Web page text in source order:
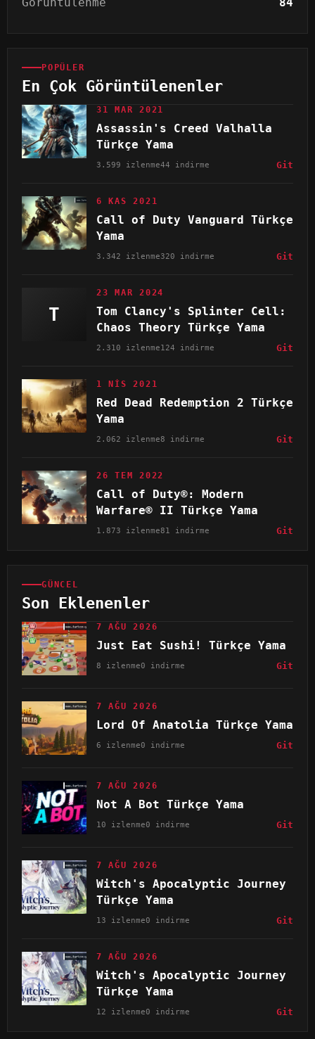
POPÜLER
En Çok Görüntülenenler
31 MAR 2021
Assassin's Creed Valhalla
Türkçe Yama
3.599 izlenme44 indirme Git
6 KAS 2021
Call of Duty Vanguard Türkçe
Yama
3.342 izlenme320 indirme Git
T
23 MAR 2024
Tom Clancy's Splinter Cell:
Chaos Theory Türkçe Yama
2.310 izlenme124 indirme Git
1 NIS 2021
Red Dead Redemption 2 Türkçe
Yama
2.062 izlenme8 indirme Git
26 TEM 2022
Call of Duty®: Modern
Warfare® II Türkçe Yama
1.873 izlenme81 indirme Git
GÜNCEL
Son Eklenenler
7 AĞU 2026
Just Eat Sushi! Türkçe Yama
8 izlenme0 indirme Git
7 AĞU 2026
Lord Of Anatolia Türkçe Yama
6 izlenme0 indirme Git
7 AĞU 2026
Not A Bot Türkçe Yama
10 izlenme0 indirme Git
7 AĞU 2026
Witch's Apocalyptic Journey
Türkçe Yama
13 izlenme0 indirme Git
7 AĞU 2026
Witch's Apocalyptic Journey
Türkçe Yama
12 izlenme0 indirme Git